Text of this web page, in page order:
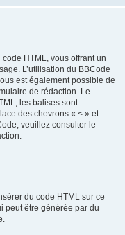
HTML, vous offrant un
L’utilisation du BBCode
est également possible de
de rédaction. Le
les balises sont
des chevrons « < » et
veuillez consulter le
du code HTML sur ce
peut être générée par du